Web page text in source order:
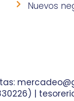
Nuevos
|